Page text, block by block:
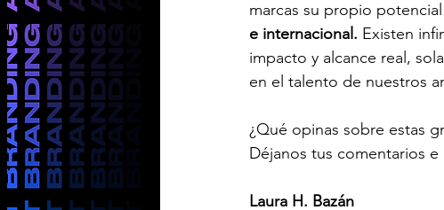
marcas su propio
e internacional. Existen
impacto y alcance real,
en el talento de nuestros
¿Qué opinas sobre estas
Déjanos tus comentarios e
Laura H. Bazán